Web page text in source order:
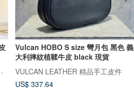
品選物店
Vulcan HOBO S size 彎月包 黑色 義
大利摔紋植鞣牛皮 black 現貨
VULCAN LEATHER 精品手工皮件
US$ 337.64